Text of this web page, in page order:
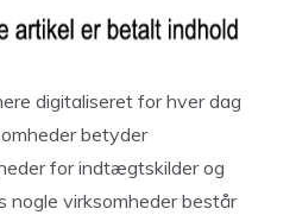
digitaliseret for hver dag
betyder
for indtægtskilder og
nogle virksomheder består